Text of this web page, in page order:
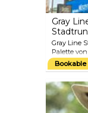
Gray
Gray Line
Palette
Unter der
führen
darunter
die
Bookable